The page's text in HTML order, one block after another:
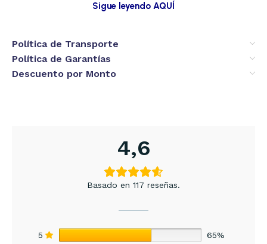
Sigue leyendo AQUÍ
Política de Transporte
Política de Garantías
Descuento por Monto
4,6
Basado en 117 reseñas.
5
65%